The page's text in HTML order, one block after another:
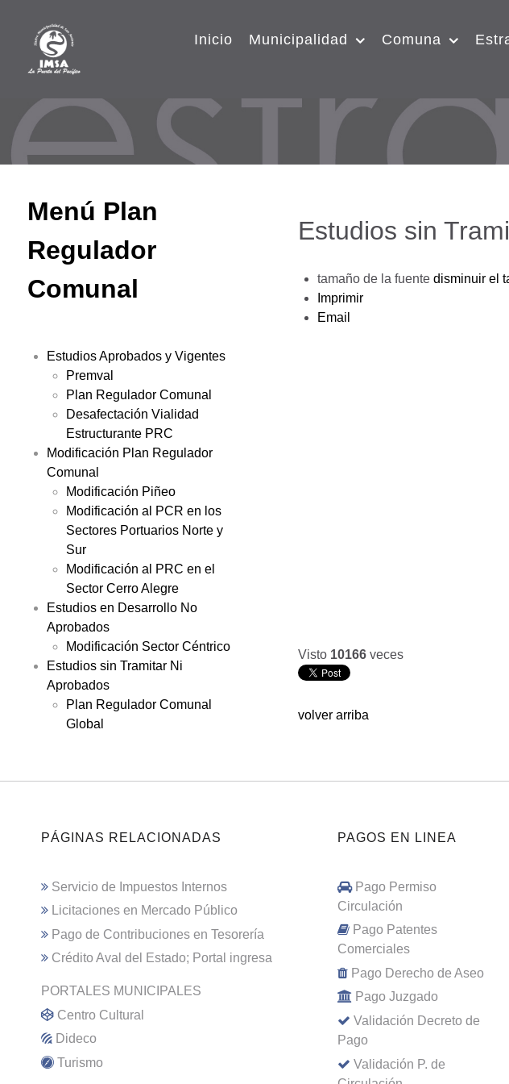
Inicio Municipalidad Comuna
Menú Plan
Regulador
Comunal
Estudios Aprobados y Vigentes
Premval
Plan Regulador Comunal
Desafectación Vialidad
Estructurante PRC
Modificación Plan Regulador
Comunal
Modificación Piñeo
Modificación al PCR en los
Sectores Portuarios Norte y
Sur
Modificación al PRC en el
Sector Cerro Alegre
Estudios en Desarrollo No
Aprobados
Modificación Sector Céntrico
Estudios sin Tramitar Ni
Aprobados
Plan Regulador Comunal
Global
Estudios sin
tamaño de la fuente disminuir el
Imprimir
Email
Visto 10166 veces
volver arriba
PÁGINAS RELACIONADAS
Servicio de Impuestos Internos
Licitaciones en Mercado Público
Pago de Contribuciones en Tesorería
Crédito Aval del Estado; Portal ingresa
PORTALES MUNICIPALES
Centro Cultural
Dideco
Turismo
PAGOS EN LINEA
Pago Permiso
Circulación
Pago Patentes
Comerciales
Pago Derecho de Aseo
Pago Juzgado
Validación Decreto de
Pago
Validación P. de